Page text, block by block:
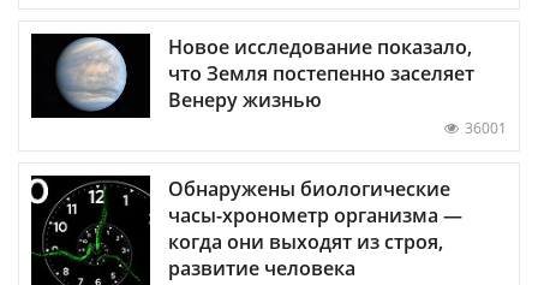
Новое исследование показало,
что Земля постепенно заселяет
Венеру жизнью
36001
Обнаружены биологические
часы-хронометр организма —
когда они выходят из строя,
развитие человека